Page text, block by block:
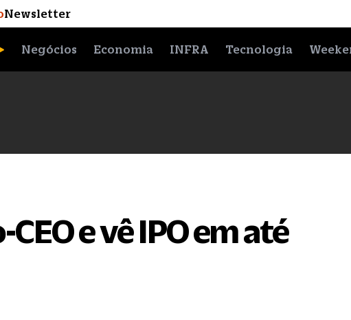
Newsletter
Negócios Economia INFRA Tecnologia
e vê IPO em até